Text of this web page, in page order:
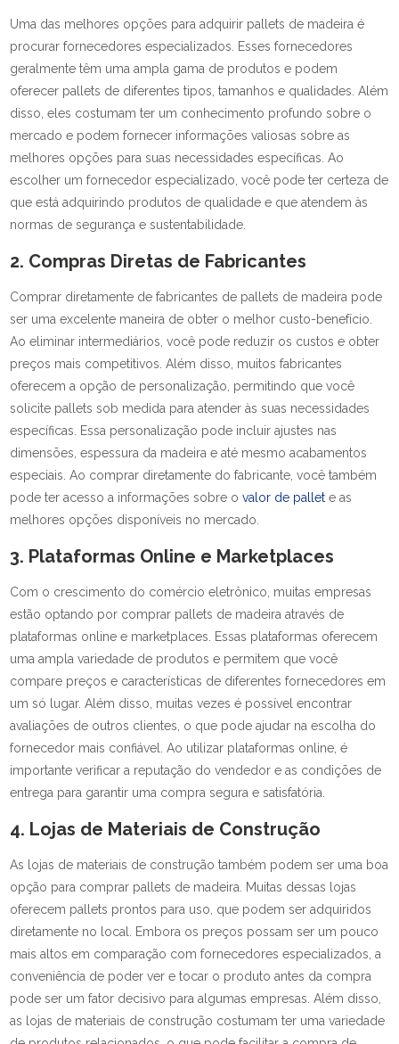
Uma das melhores opções para adquirir pallets de madeira é
procurar fornecedores especializados. Esses fornecedores
geralmente têm uma ampla gama de produtos e podem
oferecer pallets de diferentes tipos, tamanhos e qualidades. Além
disso, eles costumam ter um conhecimento profundo sobre o
mercado e podem fornecer informações valiosas sobre as
melhores opções para suas necessidades específicas. Ao
escolher um fornecedor especializado, você pode ter certeza de
que está adquirindo produtos de qualidade e que atendem às
normas de segurança e sustentabilidade.
2. Compras Diretas de Fabricantes
Comprar diretamente de fabricantes de pallets de madeira pode
ser uma excelente maneira de obter o melhor custo-benefício.
Ao eliminar intermediários, você pode reduzir os custos e obter
preços mais competitivos. Além disso, muitos fabricantes
oferecem a opção de personalização, permitindo que você
solicite pallets sob medida para atender às suas necessidades
específicas. Essa personalização pode incluir ajustes nas
dimensões, espessura da madeira e até mesmo acabamentos
especiais. Ao comprar diretamente do fabricante, você também
pode ter acesso a informações sobre ovalor de pallet e as
melhores opções disponíveis no mercado.
3. Plataformas Online e Marketplaces
Com o crescimento do comércio eletrônico, muitas empresas
estão optando por comprar pallets de madeira através de
plataformas online e marketplaces. Essas plataformas oferecem
uma ampla variedade de produtos e permitem que você
compare preços e características de diferentes fornecedores em
um só lugar. Além disso, muitas vezes é possível encontrar
avaliações de outros clientes, o que pode ajudar na escolha do
fornecedor mais confiável. Ao utilizar plataformas online, é
importante verificar a reputação do vendedor e as condições de
entrega para garantir uma compra segura e satisfatória.
4. Lojas de Materiais de Construção
As lojas de materiais de construção também podem ser uma boa
opção para comprar pallets de madeira. Muitas dessas lojas
oferecem pallets prontos para uso, que podem ser adquiridos
diretamente no local. Embora os preços possam ser um pouco
mais altos em comparação com fornecedores especializados, a
conveniência de poder ver e tocar o produto antes da compra
pode ser um fator decisivo para algumas empresas. Além disso,
as lojas de materiais de construção costumam ter uma variedade